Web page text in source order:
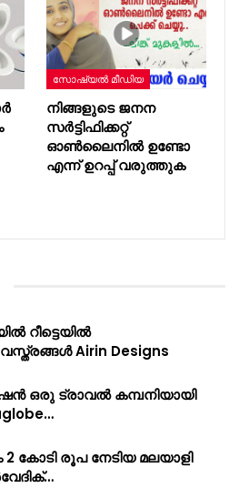
സോഷ്യൽ മീഡിയ
നിങ്ങളുടെ ജനന
സർട്ടിഫിക്കറ്റ്
ഓൺലൈനിൽ ഉണ്ടോ
എന്ന് ഉറപ്പ് വരുത്തുക
റീട്ടെയിൽ
Airin Designs
ഒരു ട്രാവൽ കമ്പനിയായി
2 കോടി രൂപ നേടിയ മലയാളി